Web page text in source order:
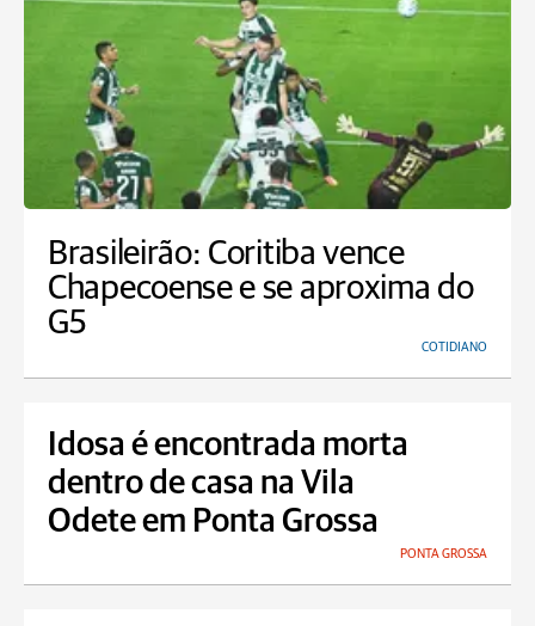
Brasileirão: Coritiba vence
Chapecoense e se aproxima do
G5
COTIDIANO
Idosa é encontrada morta
dentro de casa na Vila
Odete em Ponta Grossa
PONTA GROSSA